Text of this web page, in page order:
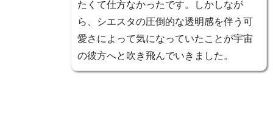
たくて仕方なかったです。しかしなが
ら、シエスタの圧倒的な透明感を伴う可
愛さによって気になっていたことが宇宙
の彼方へと吹き飛んでいきました。